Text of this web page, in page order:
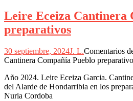
Leire Eceiza Cantinera
preparativos
30 septiembre, 2024J. L.Comentarios
Cantinera Compañía Pueblo
Año 2024. Leire Eceiza Garcia.
del Alarde de Hondarribia en los
Nuria Cordoba